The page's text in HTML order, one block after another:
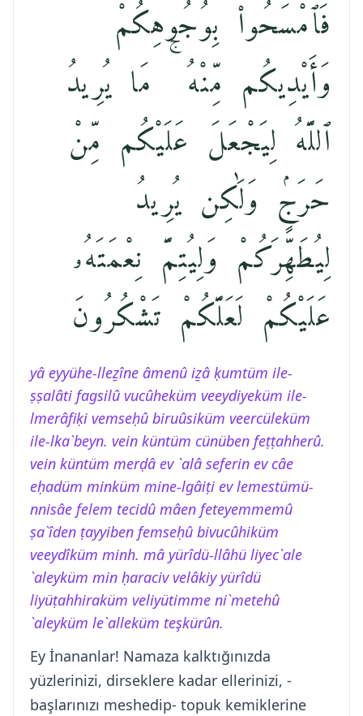
فَٱمْسَحُوا۟ بِوُجُوهِكُمْ
وَأَيْدِيكُم مِّنْهُ ۚ مَا يُرِيدُ
ٱللَّهُ لِيَجْعَلَ عَلَيْكُم مِّنْ
حَرَجٍۢ وَلَٰكِن يُرِيدُ
لِيُطَهِّرَكُمْ وَلِيُتِمَّ نِعْمَتَهُۥ
عَلَيْكُمْ لَعَلَّكُمْ تَشْكُرُونَ
yâ eyyühe-lleẕîne âmenû iẕâ ḳumtüm ile-
ṣṣalâti fagsilû vucûheküm veeydiyeküm ile-
lmerâfiḳi vemseḥû biruûsiküm veercüleküm
ile-lka`beyn. vein küntüm cünüben feṭṭahherû.
vein küntüm merḍâ ev `alâ seferin ev câe
eḥadüm minküm mine-lgâiṭi ev lemestümü-
nnisâe felem tecidû mâen feteyemmemû
ṣa`îden ṭayyiben femseḥû bivucûhiküm
veeydîküm minh. mâ yürîdü-llâhü liyec`ale
`aleyküm min ḥaraciv velâkiy yürîdü
liyüṭahhiraküm veliyütimme ni`metehû
`aleyküm le`alleküm teşkürûn.
Ey İnananlar! Namaza kalktığınızda
yüzlerinizi, dirseklere kadar ellerinizi, -
başlarınızı meshedip- topuk kemiklerine